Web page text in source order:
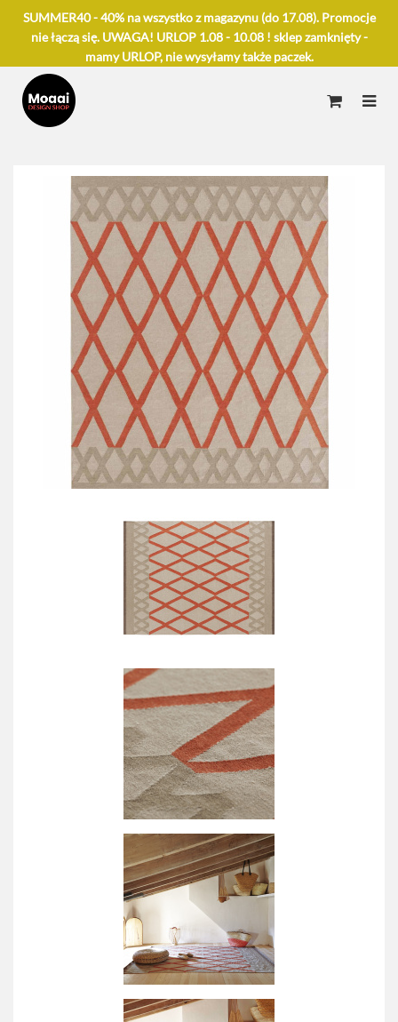
SUMMER40 - 40% na wszystko z magazynu (do 17.08). Promocje
nie łączą się. UWAGA! URLOP 1.08 - 10.08 ! sklep zamknięty -
mamy URLOP, nie wysyłamy także paczek.